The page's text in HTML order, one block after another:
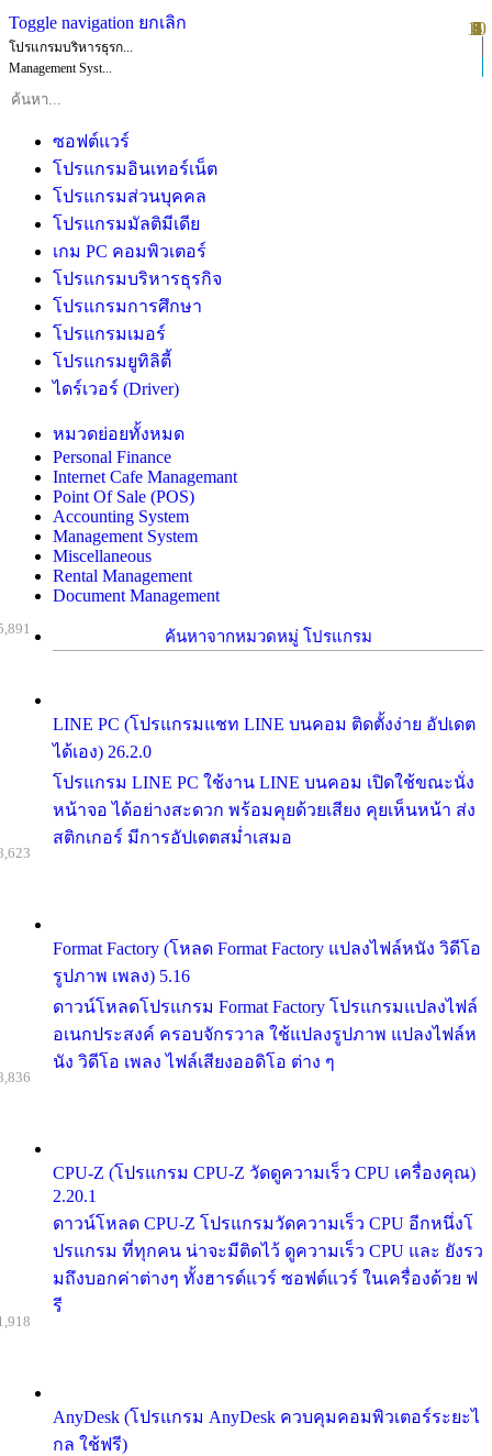
Toggle navigation ยกเลิก
โปรแกรมบริหารธุรก...
Management Syst...
ซอฟต์แวร์
โปรแกรมอินเทอร์เน็ต
โปรแกรมส่วนบุคคล
โปรแกรมมัลติมีเดีย
เกม PC คอมพิวเตอร์
โปรแกรมบริหารธุรกิจ
โปรแกรมการศึกษา
โปรแกรมเมอร์
โปรแกรมยูทิลิตี้
ไดร์เวอร์ (Driver)
หมวดย่อยทั้งหมด
Personal Finance
Internet Cafe Managemant
Point Of Sale (POS)
Accounting System
Management System
Miscellaneous
Rental Management
Document Management
ค้นหาจากหมวดหมู่ โปรแกรม
LINE PC (โปรแกรมแชท LINE บนคอม ติดตั้งง่าย อัปเดต
ได้เอง) 26.2.0
โปรแกรม LINE PC ใช้งาน LINE บนคอม เปิดใช้ขณะนั่ง
หน้าจอ ได้อย่างสะดวก พร้อมคุยด้วยเสียง คุยเห็นหน้า ส่ง
สติกเกอร์ มีการอัปเดตสม่ำเสมอ
Format Factory (โหลด Format Factory แปลงไฟล์หนัง วิดีโอ
รูปภาพ เพลง) 5.16
ดาวน์โหลดโปรแกรม Format Factory โปรแกรมแปลงไฟล์
อเนกประสงค์ ครอบจักรวาล ใช้แปลงรูปภาพ แปลงไฟล์ห
นัง วิดีโอ เพลง ไฟล์เสียงออดิโอ ต่าง ๆ
CPU-Z (โปรแกรม CPU-Z วัดดูความเร็ว CPU เครื่องคุณ)
2.20.1
ดาวน์โหลด CPU-Z โปรแกรมวัดความเร็ว CPU อีกหนึ่งโ
ปรแกรม ที่ทุกคน น่าจะมีติดไว้ ดูความเร็ว CPU และ ยังรว
มถึงบอกค่าต่างๆ ทั้งฮารด์แวร์ ซอฟต์แวร์ ในเครื่องด้วย ฟ
รี
AnyDesk (โปรแกรม AnyDesk ควบคุมคอมพิวเตอร์ระยะไ
กล ใช้ฟรี)
1
2
3
4
5
6
7
8
9
10